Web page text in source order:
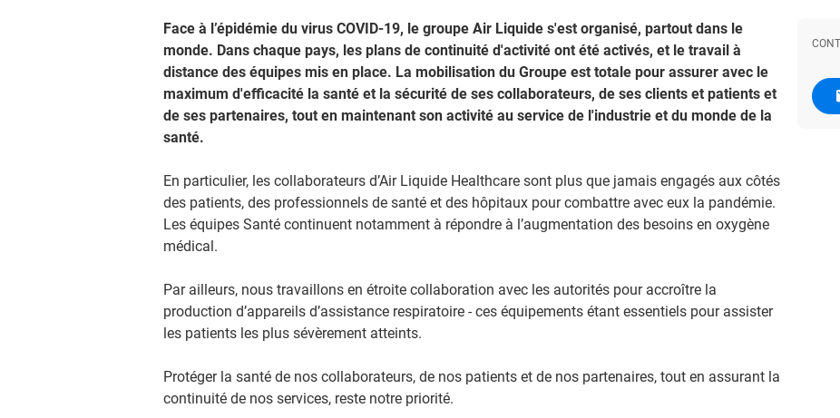
Face à l’épidémie du virus COVID-19, le groupe Air Liquide s'est organisé, partout dans le
monde. Dans chaque pays, les plans de continuité d'activité ont été activés, et le travail à
distance des équipes mis en place. La mobilisation du Groupe est totale pour assurer avec le
maximum d'efficacité la santé et la sécurité de ses collaborateurs, de ses clients et patients et
de ses partenaires, tout en maintenant son activité au service de l'industrie et du monde de la
santé.
En particulier, les collaborateurs d’Air Liquide Healthcare sont plus que jamais engagés aux côtés
des patients, des professionnels de santé et des hôpitaux pour combattre avec eux la pandémie.
Les équipes Santé continuent notamment à répondre à l’augmentation des besoins en oxygène
médical.
Par ailleurs, nous travaillons en étroite collaboration avec les autorités pour accroître la
production d’appareils d’assistance respiratoire - ces équipements étant essentiels pour assister
les patients les plus sévèrement atteints.
Protéger la santé de nos collaborateurs, de nos patients et de nos partenaires, tout en assurant la
continuité de nos services, reste notre priorité.